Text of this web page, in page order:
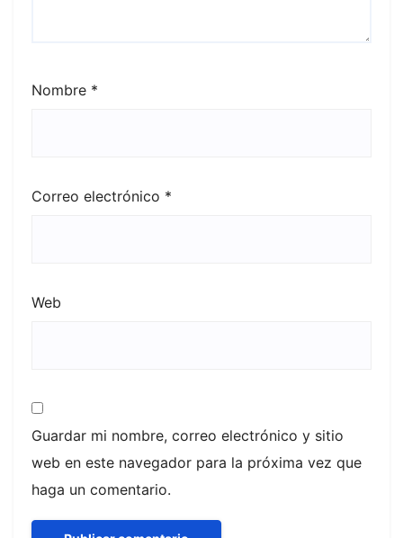
Nombre *
Correo electrónico *
Web
Guardar mi nombre, correo electrónico y sitio
web en este navegador para la próxima vez que
haga un comentario.